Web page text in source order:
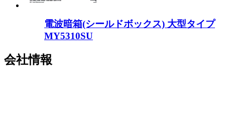
電波暗箱(シールドボックス) 大型タイプ
MY5310SU
会社情報